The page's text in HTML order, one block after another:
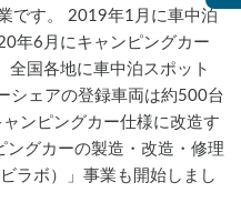
です。 2019年1月に車中泊
年6月にキャンピングカー
全国各地に車中泊スポット
シェアの登録車両は約500台
ンピングカー仕様に改造す
ングカーの製造・改造・修理
ラボ）」事業も開始しまし